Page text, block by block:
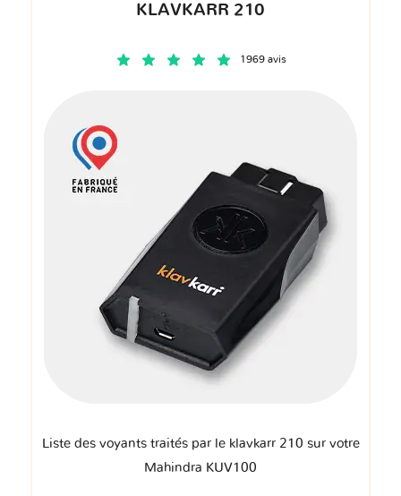
KLAVKARR 210
1969 avis
Liste des voyants traités par le klavkarr 210 sur votre
Mahindra KUV100